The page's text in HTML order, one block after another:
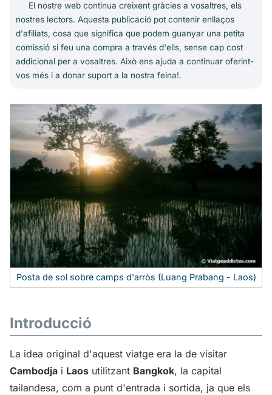
El nostre web continua creixent gràcies a vosaltres, els
nostres lectors. Aquesta publicació pot contenir enllaços
d'afiliats, cosa que significa que podem guanyar una petita
comissió si feu una compra a través d'ells, sense cap cost
addicional per a vosaltres. Això ens ajuda a continuar oferint-
vos més i a donar suport a la nostra feina!.
Posta de sol sobre camps d'arròs (Luang Prabang - Laos)
Introducció
La idea original d'aquest viatge era la de visitar
Cambodja i Laos utilitzant Bangkok, la capital
tailandesa, com a punt d'entrada i sortida, ja que els